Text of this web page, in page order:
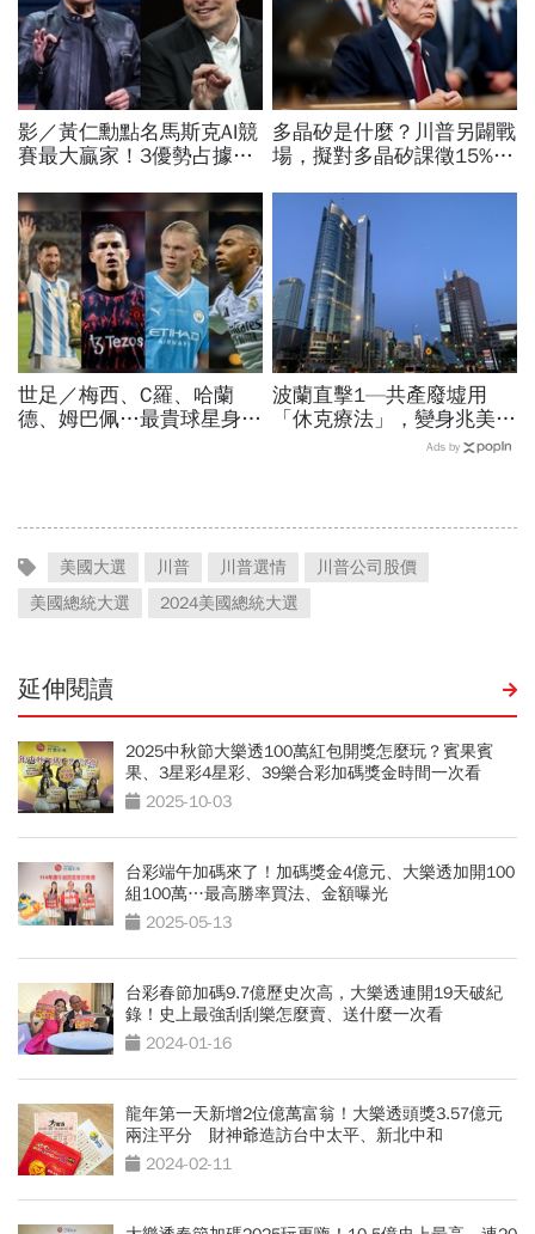
影／黃仁勳點名馬斯克AI競
賽最大贏家！3優勢占據重
晶片，AMD蘇姿丰回應了
多晶矽是什麼？川普另闢戰
場，擬對多晶矽課徵15%關
能產業都離不開它
世足／梅西、C羅、哈蘭
德、姆巴佩…最貴球星身價
波蘭直擊1—共產廢墟用
「休克療法」，變身兆美元
經濟體！「野牛瀕死」如何
Ads by
美國大選 川普 川普選情
川普公司股價
美國總統大選
2024美國總統大選
延伸閱讀
2025中秋節大樂透100萬紅包開獎怎麼玩？賓果賓
果、3星彩4星彩、39樂合彩加碼獎金時間一次看
2025-10-03
台彩端午加碼來了！加碼獎金4億元、大樂透加開100
組100萬…最高勝率買法、金額曝光
2025-05-13
台彩春節加碼9.7億歷史次高，大樂透連開19天破紀
錄！史上最強刮刮樂怎麼賣、送什麼一次看
2024-01-16
龍年第一天新增2位億萬富翁！大樂透頭獎3.57億元
兩注平分 財神爺造訪台中太平、新北中和
2024-02-11